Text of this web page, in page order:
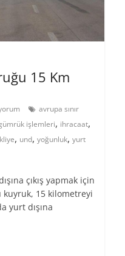
15 Km
avrupa sınır
işlemleri, ihracaat,
, und,yoğunluk,yurt
çıkış yapmak için
kuyruk, 15 kilometreyi
yurt dışına